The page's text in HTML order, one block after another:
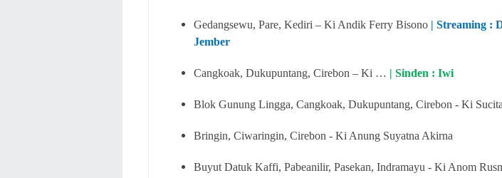
Gedangsewu, Pare, Kediri – Ki Andik Ferry Bisono | Streaming :
Jember
Cangkoak, Dukupuntang, Cirebon – Ki … | Sinden : Iwi
Blok Gunung Lingga, Cangkoak, Dukupuntang, Cirebon - Ki
Bringin, Ciwaringin, Cirebon - Ki Anung Suyatna Akirna
Buyut Datuk Kaffi, Pabeanilir, Pasekan, Indramayu - Ki Anom